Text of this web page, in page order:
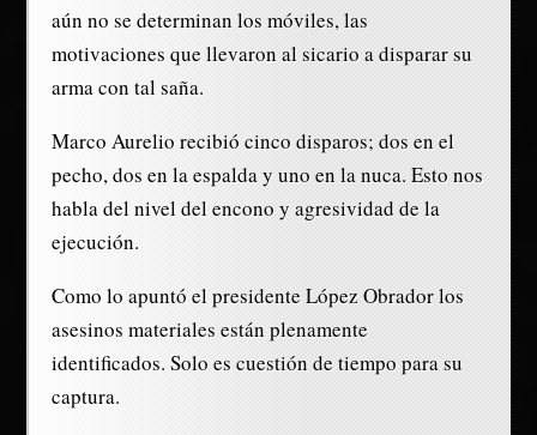
aún no se determinan los móviles, las
motivaciones que llevaron al sicario a disparar su
arma con tal saña.
Marco Aurelio recibió cinco disparos; dos en el
pecho, dos en la espalda y uno en la nuca. Esto nos
habla del nivel del encono y agresividad de la
ejecución.
Como lo apuntó el presidente López Obrador los
asesinos materiales están plenamente
identificados. Solo es cuestión de tiempo para su
captura.